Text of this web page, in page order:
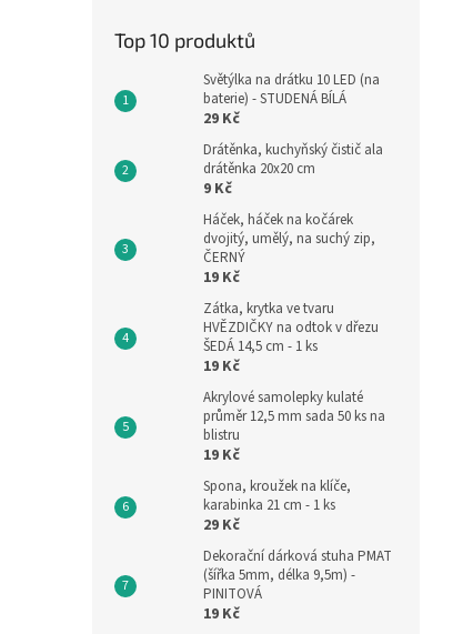
Top 10 produktů
Světýlka na drátku 10 LED (na
baterie) - STUDENÁ BÍLÁ
29 Kč
Drátěnka, kuchyňský čistič ala
drátěnka 20x20 cm
9 Kč
Háček, háček na kočárek
dvojitý, umělý, na suchý zip,
ČERNÝ
19 Kč
Zátka, krytka ve tvaru
HVĚZDIČKY na odtok v dřezu
ŠEDÁ 14,5 cm - 1 ks
19 Kč
Akrylové samolepky kulaté
průměr 12,5 mm sada 50 ks na
blistru
19 Kč
Spona, kroužek na klíče,
karabinka 21 cm - 1 ks
29 Kč
Dekorační dárková stuha PMAT
(šířka 5mm, délka 9,5m) -
PINITOVÁ
19 Kč